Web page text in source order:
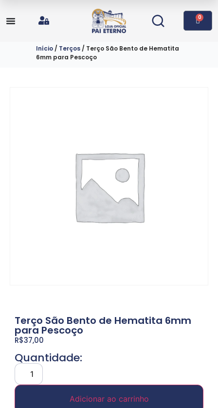
0
Início / Terços / Terço São Bento de Hematita
6mm para Pescoço
Terço São Bento de Hematita 6mm
para Pescoço
R$37,00
Quantidade:
Adicionar ao carrinho